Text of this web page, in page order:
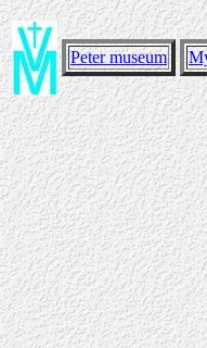
Peter museum